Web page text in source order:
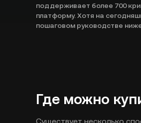
поддерживает более 700
платформу. Хотя на
пошаговом руководстве
Где можно